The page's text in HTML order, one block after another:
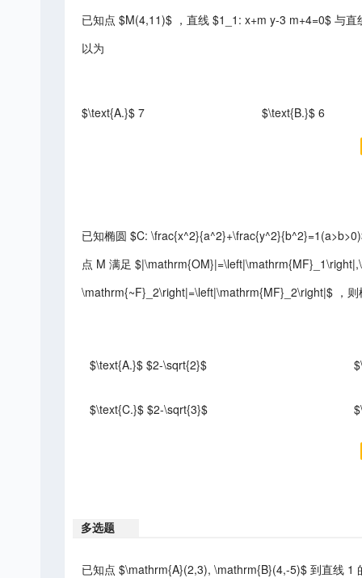
已知点 $M(4,11)$ ，直线 $1_1: x+m y-3 m+4=0$ 与
以为
$\text{A.}$ 7 $\text{B.}$ 6
已知椭圆 $C:
点 M 满足
\mathrm{~F}_2\right|=\left|\mathrm{MF}_2\right|$ ，则
$\text{A.}$ $2-\sqrt{2}$
$\text{C.}$ $2-\sqrt{3}$
多选题
已知点 $\mathrm{A}(2,3), \mathrm{B}(4,-5)$ 到直线 1